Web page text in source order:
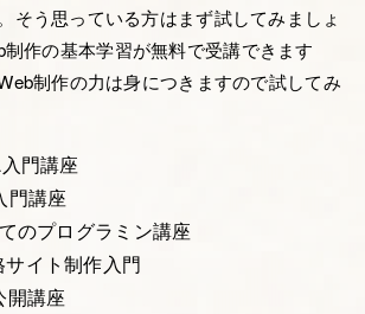
そう思っている方はまず試してみましょ
作の基本学習が無料で受講できます
制作の力は身につきますので試してみ
門講座
門講座
のプログラミン講座
イト制作入門
開講座